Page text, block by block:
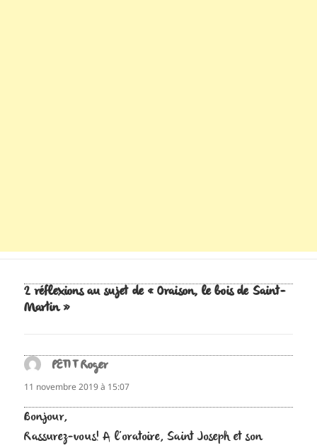
2 réflexions au sujet de « Oraison, le bois de Saint-
Martin »
PETIT Rogerdit :
11 novembre 2019 à 15:07
Bonjour,
Rassurez-vous! A l’oratoire, Saint Joseph et son